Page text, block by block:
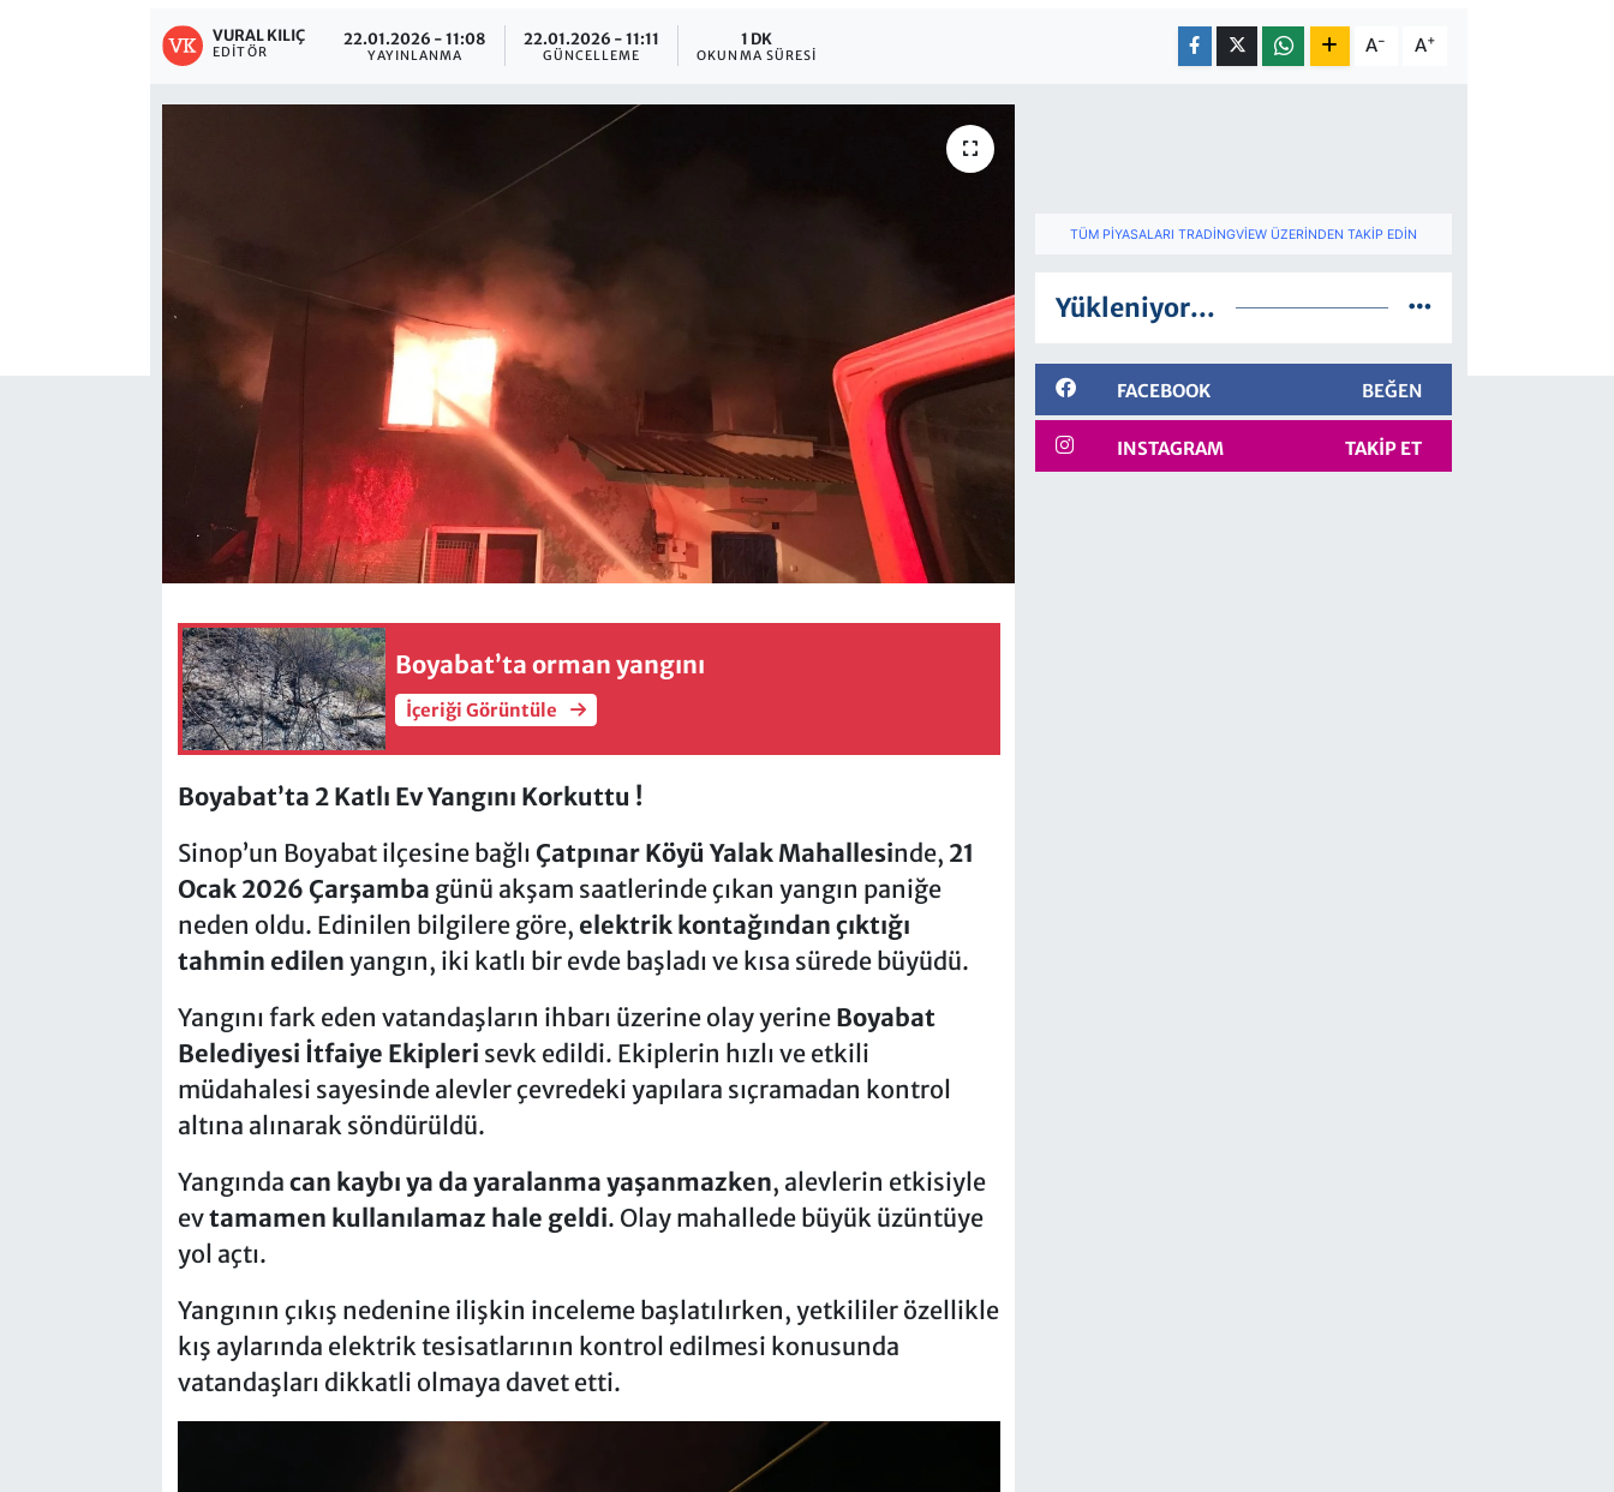
VURAL KILIÇ
EDITÖR
22.01.2026 - 11:08
YAYINLANMA
22.01.2026 - 11:11
GÜNCELLEME
1 DK
OKUNMA SÜRESI A- A+
Boyabat’ta orman yangını
İçeriği Görüntüle
Boyabat’ta 2 Katlı Ev Yangını Korkuttu !
Sinop’un Boyabat ilçesine bağlı Çatpınar Köyü Yalak Mahallesinde, 21
Ocak 2026 Çarşamba günü akşam saatlerinde çıkan yangın paniğe
neden oldu. Edinilen bilgilere göre, elektrik kontağından çıktığı
tahmin edilen yangın, iki katlı bir evde başladı ve kısa sürede büyüdü.
Yangını fark eden vatandaşların ihbarı üzerine olay yerine Boyabat
Belediyesi İtfaiye Ekipleri sevk edildi. Ekiplerin hızlı ve etkili
müdahalesi sayesinde alevler çevredeki yapılara sıçramadan kontrol
altına alınarak söndürüldü.
Yangında can kaybı ya da yaralanma yaşanmazken, alevlerin etkisiyle
evtamamen kullanılamaz hale geldi. Olay mahallede büyük üzüntüye
yol açtı.
Yangının çıkış nedenine ilişkin inceleme başlatılırken, yetkililer özellikle
kış aylarında elektrik tesisatlarının kontrol edilmesi konusunda
vatandaşları dikkatli olmaya davet etti.
TÜM PIYASALARI TRADINGVIEW ÜZERINDEN TAKIP EDIN
Yükleniyor...
FACEBOOK BEĞEN
INSTAGRAM TAKIP ET